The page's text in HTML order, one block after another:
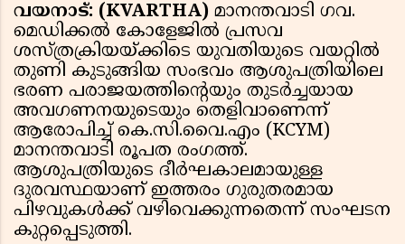
വയനാട്: (KVARTHA) മാനന്തവാടി ഗവ.
മെഡിക്കൽ കോളേജിൽ പ്രസവ
ശസ്ത്രക്രിയയ്ക്കിടെ യുവതിയുടെ വയറ്റിൽ
തുണി കുടുങ്ങിയ സംഭവം ആശുപത്രിയിലെ
ഭരണ പരാജയത്തിന്റെയും തുടർച്ചയായ
അവഗണനയുടെയും തെളിവാണെന്ന്
ആരോപിച്ച് കെ.സി.വൈ.എം (KCYM)
മാനന്തവാടി രൂപത രംഗത്ത്.
ആശുപത്രിയുടെ ദീർഘകാലമായുള്ള
ദുരവസ്ഥയാണ് ഇത്തരം ഗുരുതരമായ
പിഴവുകൾക്ക് വഴിവെക്കുന്നതെന്ന് സംഘടന
കുറ്റപ്പെടുത്തി.